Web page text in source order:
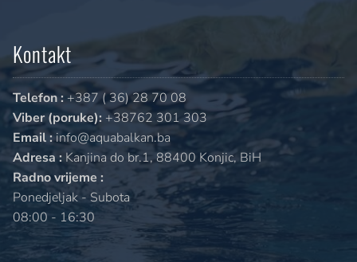
Kontakt
Telefon : +387 ( 36) 28 70 08
Viber (poruke): +38762 301 303
Email :info@aquabalkan.ba
Adresa : Kanjina do br.1, 88400 Konjic, BiH
Radno vrijeme :
Ponedjeljak - Subota
08:00 - 16:30